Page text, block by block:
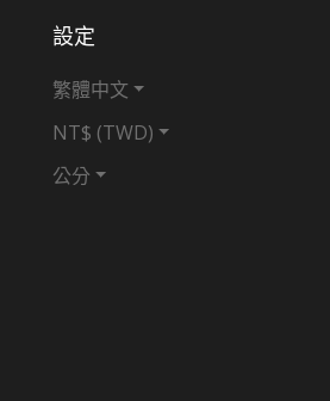
設定
繁體中文
NT$ (TWD)
公分